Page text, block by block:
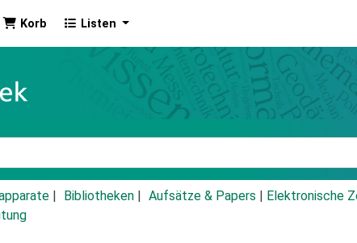
Korb Listen
Bibliotheken Aufsätze & Papers Elektronische